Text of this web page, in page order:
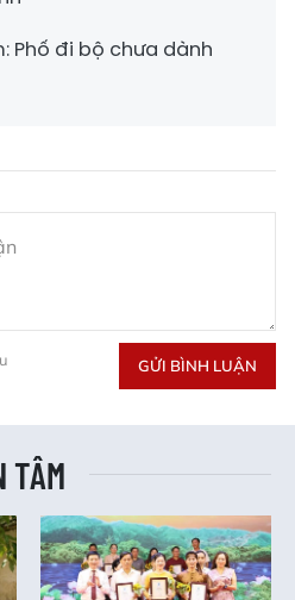
Phố đi bộ chưa dành
GỬI BÌNH LUẬN
TÂM